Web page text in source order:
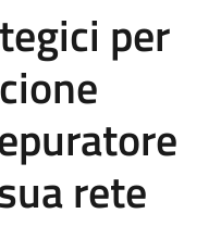
per
rete